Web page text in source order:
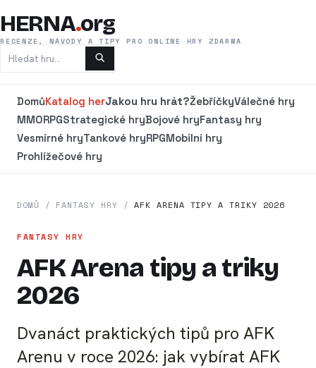
HERNA.org
RECENZE, NÁVODY A TIPY PRO ONLINE HRY ZDARMA
DomůKatalog herJakou hru hrát?ŽebříčkyVálečné hry
MMORPGStrategické hryBojové hryFantasy hry
Vesmírné hryTankové hryRPGMobilní hry
Prohlížečové hry
DOMŮ / FANTASY HRY /AFK ARENA TIPY A TRIKY 2026
FANTASY HRY
AFK Arena tipy a triky
2026
Dvanáct praktických tipů pro AFK
Arenu v roce 2026: jak vybírat AFK